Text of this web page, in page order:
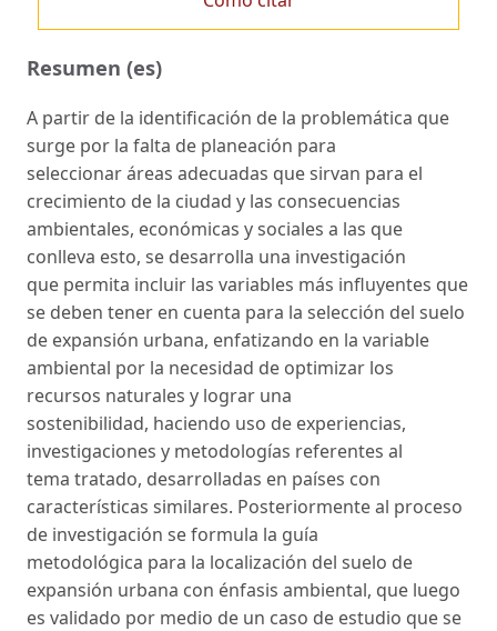
Resumen (es)
A partir de la identificación de la problemática que
surge por la falta de planeación para
seleccionar áreas adecuadas que sirvan para el
crecimiento de la ciudad y las consecuencias
ambientales, económicas y sociales a las que
conlleva esto, se desarrolla una investigación
que permita incluir las variables más influyentes que
se deben tener en cuenta para la selección del suelo
de expansión urbana, enfatizando en la variable
ambiental por la necesidad de optimizar los
recursos naturales y lograr una
sostenibilidad, haciendo uso de experiencias,
investigaciones y metodologías referentes al
tema tratado, desarrolladas en países con
características similares. Posteriormente al proceso
de investigación se formula la guía
metodológica para la localización del suelo de
expansión urbana con énfasis ambiental, que luego
es validado por medio de un caso de estudio que se